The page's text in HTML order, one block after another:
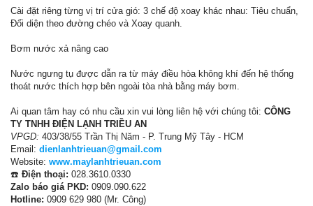
Cài đặt riêng từng vị trí cửa gió: 3 chế độ xoay khác nhau: Tiêu chuẩn,
Đối diện theo đường chéo và Xoay quanh.
Bơm nước xả nâng cao
Nước ngưng tụ được dẫn ra từ máy điều hòa không khí đến hệ thống
thoát nước thích hợp bên ngoài tòa nhà bằng máy bơm.
Ai quan tâm hay có nhu cầu xin vui lòng liên hệ với chúng tôi: CÔNG
TY TNHH ĐIỆN LẠNH TRIỀU AN
VPGD: 403/38/55 Trần Thị Năm - P. Trung Mỹ Tây - HCM
Email: dienlanhtrieuan@gmail.com
Website: www.maylanhtrieuan.com
☎️ Điện thoại: 028.3610.0330
Zalo báo giá PKD: 0909.090.622
Hotline: 0909 629 980 (Mr. Công)